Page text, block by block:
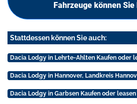
Fahrzeuge können
Stattdessen können Sie auch:
Dacia Lodgy in Lehrte-Ahlten Kaufen oder
Dacia Lodgy in Hannover, Landkreis
Dacia Lodgy in Garbsen Kaufen oder leasen